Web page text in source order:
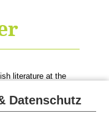
literature at the
Datenschutz